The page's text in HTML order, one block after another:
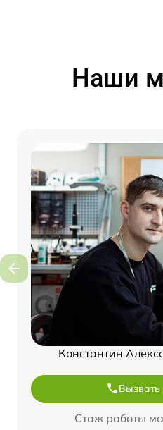
Наши
Константин
Вызвать
Стаж работы